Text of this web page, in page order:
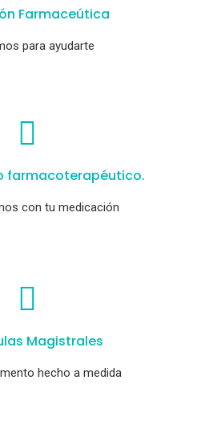
Farmaceútica
para ayudarte
farmacoterapéutico.
con tu medicación
Magistrales
hecho a medida